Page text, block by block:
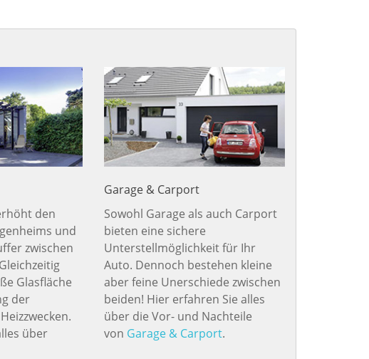
den
und
zwischen
Glasfläche
der
über
Garage & Carport
Sowohl Garage als auch Carport
bieten eine sichere
Unterstellmöglichkeit für Ihr
Auto. Dennoch bestehen kleine
aber feine Unerschiede zwischen
beiden! Hier erfahren Sie alles
über die Vor- und Nachteile
von Garage & Carport.